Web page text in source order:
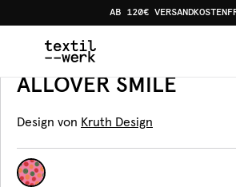
AB 120€
Produkte Bankauflagen
Bankauflage
ALLOVER SMILE
Design von Kruth Design